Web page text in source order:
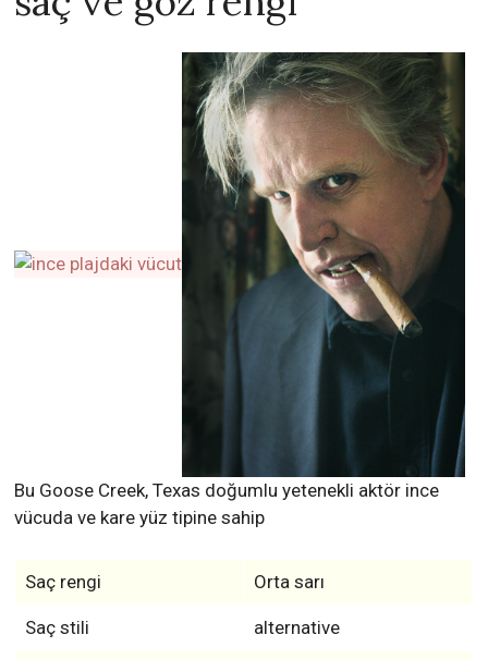
Bu Goose Creek, Texas doğumlu yetenekli aktör ince
vücuda ve kare yüz tipine sahip
Saç rengi Orta sarı
Saç stili alternative